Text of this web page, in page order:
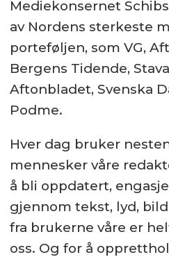
Mediekonsernet
av Nordens sterkeste
porteføljen, som VG,
Bergens Tidende,
Aftonbladet, Svenska
Podme.
Hver dag bruker
mennesker våre
å bli oppdatert,
gjennom tekst, lyd,
fra brukerne våre er
oss. Og for å